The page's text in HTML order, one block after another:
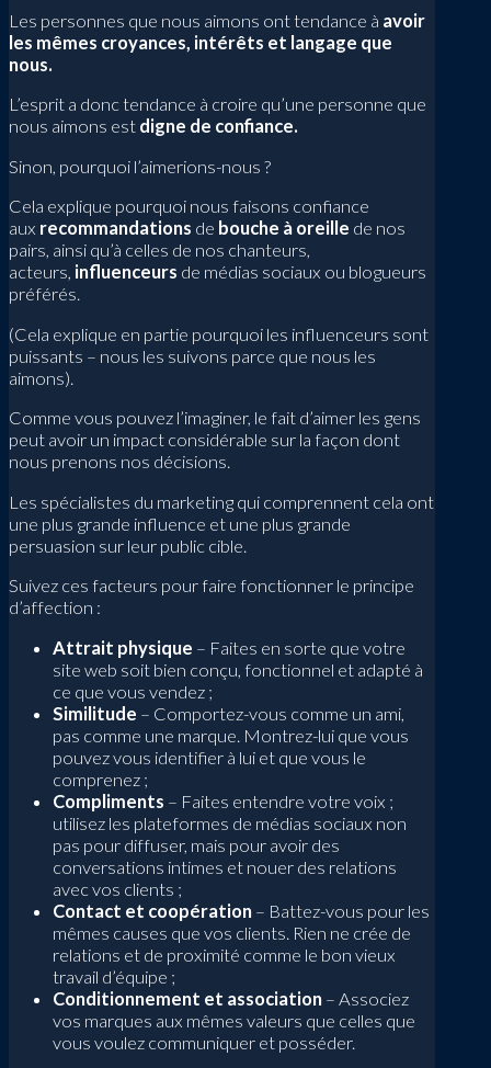
Les personnes que nous aimons ont tendance à avoir
les mêmes croyances, intérêts et langage que
nous.
L’esprit a donc tendance à croire qu’une personne que
nous aimons est digne de confiance.
Sinon, pourquoi l’aimerions-nous ?
Cela explique pourquoi nous faisons confiance
aux recommandations de bouche à oreille de nos
pairs, ainsi qu’à celles de nos chanteurs,
acteurs, influenceurs de médias sociaux ou blogueurs
préférés.
(Cela explique en partie pourquoi les influenceurs sont
puissants – nous les suivons parce que nous les
aimons).
Comme vous pouvez l’imaginer, le fait d’aimer les gens
peut avoir un impact considérable sur la façon dont
nous prenons nos décisions.
Les spécialistes du marketing qui comprennent cela ont
une plus grande influence et une plus grande
persuasion sur leur public cible.
Suivez ces facteurs pour faire fonctionner le principe
d’affection :
Attrait physique – Faites en sorte que votre
site web soit bien conçu, fonctionnel et adapté à
ce que vous vendez ;
Similitude – Comportez-vous comme un ami,
pas comme une marque. Montrez-lui que vous
pouvez vous identifier à lui et que vous le
comprenez ;
Compliments – Faites entendre votre voix ;
utilisez les plateformes de médias sociaux non
pas pour diffuser, mais pour avoir des
conversations intimes et nouer des relations
avec vos clients ;
Contact et coopération – Battez-vous pour les
mêmes causes que vos clients. Rien ne crée de
relations et de proximité comme le bon vieux
travail d’équipe ;
Conditionnement et association – Associez
vos marques aux mêmes valeurs que celles que
vous voulez communiquer et posséder.